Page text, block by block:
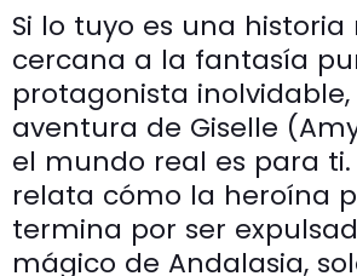
Si lo tuyo es una historia
cercana a la fantasía
protagonista
aventura de Giselle
el mundo real es para
relata cómo la heroína
termina por ser
mágico de Andalasia,